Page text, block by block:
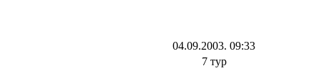
04.09.2003. 09:33
7 тур